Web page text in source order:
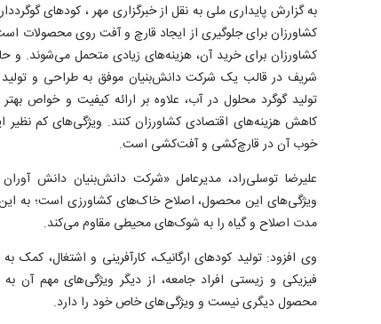
به گزارش پایداری ملی به نقل از خبرگزاری مهر ، کودهای
کشاورزان برای جلوگیری از ایجاد قارچ و آفت روی محصولات
کشاورزان برای خرید آن، هزینه‌های زیادی متحمل می‌شوند. و
شریف در قالب یک شرکت دانش‌بنیان موفق به طراحی و تولید
تولید گوگرد محلول در آب، علاوه بر ارائه کیفیت و خواص
کاهش هزینه‌های اقتصادی کشاورزان کنند. ویژگی‌های کم نظیر
خوب آن در قارچ‌کشی و آفت‌کشی است.
علیرضا توسلی‌راد، مدیرعامل «شرکت دانش‌بنیان دانش
ویژگی‌های این محصول، اصلاح خاک‌های کشاورزی است؛ به این
مدت اصلاح و گیاه را به شوک‌های محیطی مقاوم می‌کند.
وی افزود: تولید کودهای ارگانیک، کارآفرینی و اشتغال،
فیزیکی و زیستی افراد جامعه، از دیگر ویژگی‌های مهم آن
محصول دیگری نیست و ویژگی‌های خاص خود را دارد.